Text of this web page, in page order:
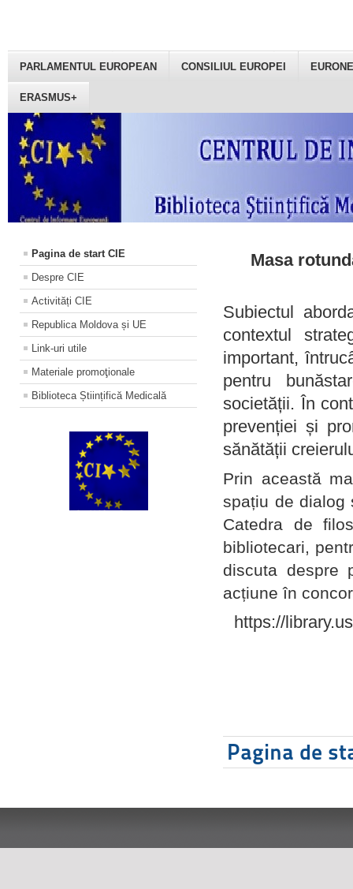
PARLAMENTUL EUROPEAN CONSILIUL EUROPEI
ERASMUS+
Pagina de start CIE
Despre CIE
Activități CIE
Republica Moldova și UE
Link-uri utile
Materiale promoţionale
Biblioteca Științifică Medicală
Masa
Subiectul
contextul
important,
pentru
societății. În
prevenției și
sănătății
Prin această
spațiu de dialog
Catedra de
bibliotecari,
discuta despre
acțiune în
https://
Pagina de